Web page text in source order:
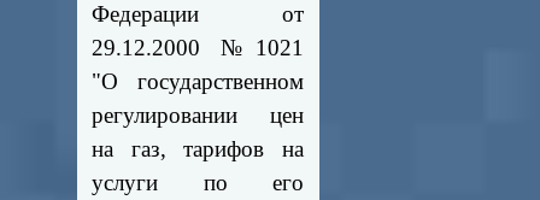
Федерации от
29.12.2000 №1021
"О государственном
регулировании цен
на газ, тарифов на
услуги по его